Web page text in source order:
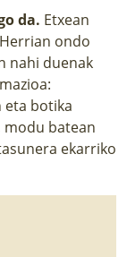
da. Etxean
ondo
nahi duenak
eta botika
modu batean
ekarriko